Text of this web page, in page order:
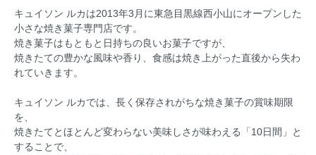
キュイソン ルカは2013年3月に東急目黒線西小山にオープンした
小さな焼き菓子専門店です。
焼き菓子はもともと日持ちの良いお菓子ですが、
焼きたての豊かな風味や香り、食感は焼き上がった直後から失わ
れていきます。
キュイソン ルカでは、長く保存されがちな焼き菓子の賞味期限
を、
焼きたてとほとんど変わらない美味しさが味わえる「10日間」と
することで、